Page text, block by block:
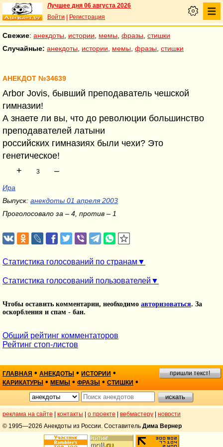
Лучшее дня 06 августа 2026
Войти
Регистрация
Свежие: анекдоты истории мемы фразы стишки
Случайные: анекдоты истории мемы фразы стишки
АНЕКДОТ №34639
Arbor Jovis, бывший преподаватель чешской
гимназии!
А знаете ли вы, что до революции большинство
преподавателей латыни
российских гимназиях были чехи? Это
генетическое!
+
3 –
Ира
Выпуск: анекдоты 01 апреля 2003
Проголосовало за – 4, против – 1
Статистика голосований по странам
Статистика голосований пользователей
Чтобы оставить комментарии, необходимо авторизоваться. За
оскорбления и спам - бан.
Общий рейтинг комментаторов
Рейтинг стоп-листов
ГЛАВНАЯ • АНЕКДОТЫ • ИСТОРИИ •
КАРИКАТУРЫ • МЕМЫ • ФРАЗЫ • СТИШКИ •
пришли текст!
реклама на сайте контакты о проекте вебмастеру
новости
© 1995—2026 Анекдоты из России. Составитель Дима Вернер